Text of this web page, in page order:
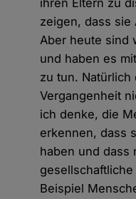
ihren Eltern zu
zeigen, dass sie
Aber heute sind
und haben es
zu tun. Natürlich
Vergangenheit
ich denke, die
erkennen, dass
haben und dass
Beispiel